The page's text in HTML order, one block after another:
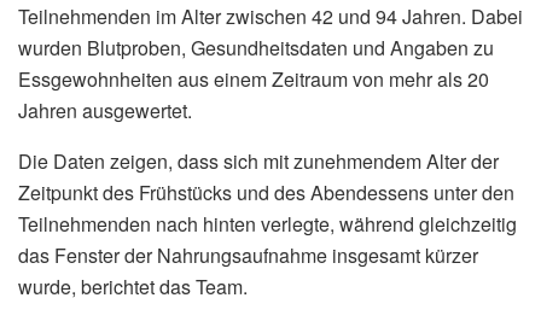
Teilnehmenden im Alter zwischen 42 und 94 Jahren. Dabei
wurden Blutproben, Gesundheitsdaten und Angaben zu
Essgewohnheiten aus einem Zeitraum von mehr als 20
Jahren ausgewertet.
Die Daten zeigen, dass sich mit zunehmendem Alter der
Zeitpunkt des Frühstücks und des Abendessens unter den
Teilnehmenden nach hinten verlegte, während gleichzeitig
das Fenster der Nahrungsaufnahme insgesamt kürzer
wurde, berichtet das Team.